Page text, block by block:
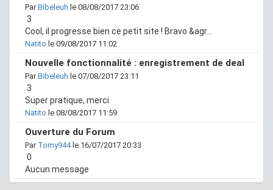
ParBibeleuh le 08/08/2017 23:06
3
Cool, il progresse bien ce petit site ! Bravo &agr...
Natito le 09/08/2017 11:02
Nouvelle fonctionnalité : enregistrement de deal
ParBibeleuh le 07/08/2017 23:11
3
Super pratique, merci
Natito le 08/08/2017 11:59
Ouverture du Forum
Par Tomy944le 16/07/2017 20:33
0
Aucun message